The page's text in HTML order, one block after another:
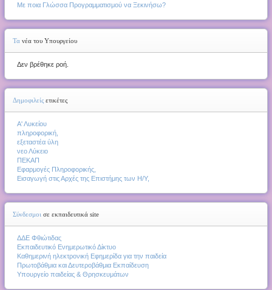
Με ποια Γλώσσα Προγραμματισμού να Ξεκινήσω?
Τα νέα του Υπουργείου
Δεν βρέθηκε ροή.
Δημοφιλείς ετικέτες
Α' Λυκείου
πληροφορική,
εξεταστέα ύλη
νεο Λύκειο
ΠΕΚΑΠ
Εφαρμογές Πληροφορικής,
Εισαγωγή στις Αρχές της Επιστήμης των Η/Υ,
Σύνδεσμοι σε εκπαιδευτικά site
ΔΔΕ Φθιώτιδας
Εκπαιδευτικό Ενημερωτικό Δίκτυο
Καθημερινή ηλεκτρονική Εφημερίδα για την παιδεία
Πρωτοβάθμια και Δευτεροβάθμια Εκπαίδευση
Υπουργείο παιδείας & Θρησκευμάτων